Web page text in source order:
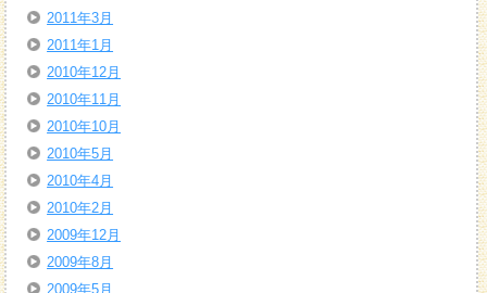
2011年3月
2011年1月
2010年12月
2010年11月
2010年10月
2010年5月
2010年4月
2010年2月
2009年12月
2009年8月
2009年5月